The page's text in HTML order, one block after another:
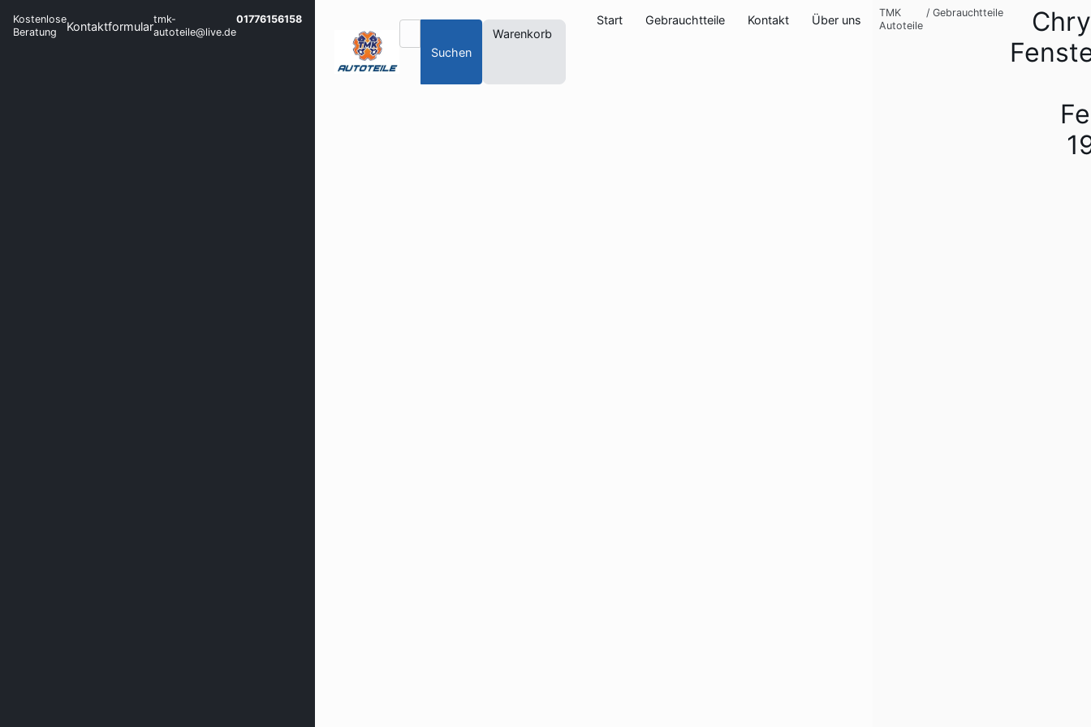
Kostenlose
Beratung
Kontaktformulartmk-
autoteile@live.de
01776156158
Suchen
Warenkorb
Start Gebrauchtteile Kontakt Über uns
TMK
Autoteile
/ Gebrauchtteile